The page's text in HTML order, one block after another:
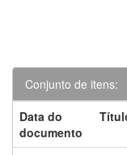
Conjunto de itens:
Data do
documento